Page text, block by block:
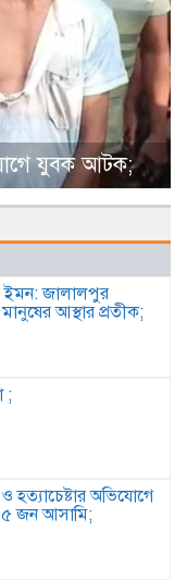
যুবক আটক;
ইমন: জালালপুর
আস্থার প্রতীক;
;
হত্যাচেষ্টার অভিযোগে
জন আসামি;